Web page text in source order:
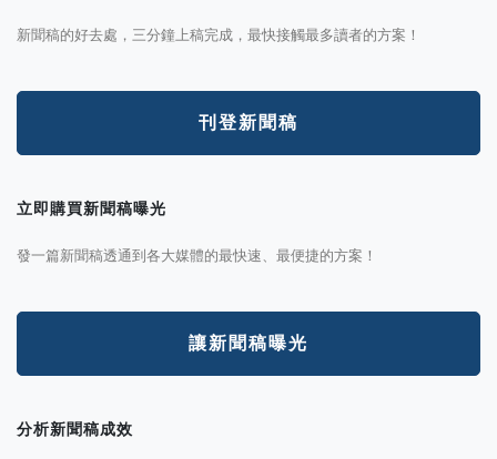
新聞稿的好去處，三分鐘上稿完成，最快接觸最多讀者的方案！
刊登新聞稿
立即購買新聞稿曝光
發一篇新聞稿透通到各大媒體的最快速、最便捷的方案！
讓新聞稿曝光
分析新聞稿成效